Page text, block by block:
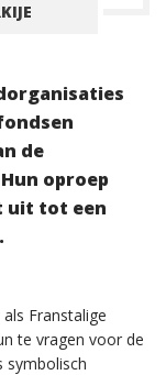
de
oproep
uit tot een
Franstalige
te vragen voor de
symbolisch